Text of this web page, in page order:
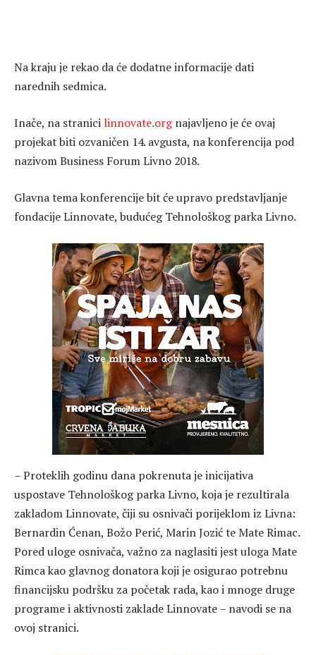
Na kraju je rekao da će dodatne informacije dati
narednih sedmica.
Inače, na stranici linnovate.orgnajavljeno je će ovaj
projekat biti ozvaničen 14. avgusta, na konferencija pod
nazivom Business Forum Livno 2018.
Glavna tema konferencije bit će upravo predstavljanje
fondacije Linnovate, budućeg Tehnološkog parka Livno.
– Proteklih godinu dana pokrenuta je inicijativa
uspostave Tehnološkog parka Livno, koja je rezultirala
zakladom Linnovate, čiji su osnivači porijeklom iz Livna:
Bernardin Ćenan, Božo Perić, Marin Jozić te Mate Rimac.
Pored uloge osnivača, važno za naglasiti jest uloga Mate
Rimca kao glavnog donatora koji je osigurao potrebnu
financijsku podršku za početak rada, kao i mnoge druge
programe i aktivnosti zaklade Linnovate – navodi se na
ovoj stranici.